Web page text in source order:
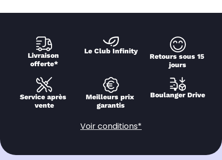
Livraison
offerte*
Le Club Infinity
Retours sous 15
jours
Service après
vente
Meilleurs prix
garantis
Boulanger Drive
Voir conditions*